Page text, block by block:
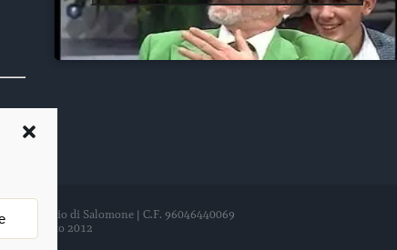
del Tempio di Salomone | C.F. 96046440069
21 agosto 2012